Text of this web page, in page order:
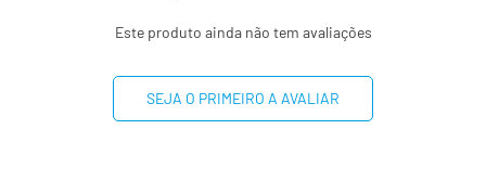
360mcg 60%
100mcg 222%
Este produto ainda não tem avaliações
SEJA O PRIMEIRO A AVALIAR